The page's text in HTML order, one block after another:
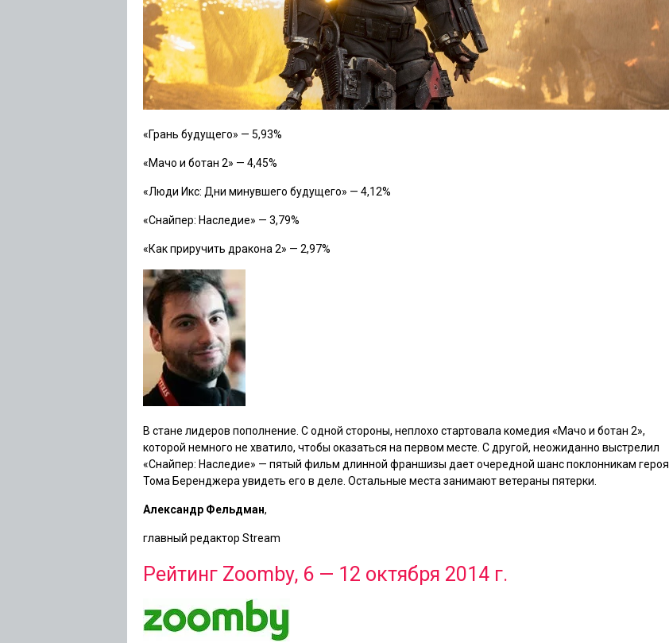
«Грань будущего» — 5,93%
«Мачо и ботан 2» — 4,45%
«Люди Икс: Дни минувшего будущего» — 4,12%
«Снайпер: Наследие» — 3,79%
«Как приручить дракона 2» — 2,97%
В стане лидеров пополнение. С одной стороны, неплохо стартовала комедия «Мачо и ботан 2»,
которой немного не хватило, чтобы оказаться на первом месте. С другой, неожиданно выстрелил
«Снайпер: Наследие» — пятый фильм длинной франшизы дает очередной шанс поклонникам героя
Тома Беренджера увидеть его в деле. Остальные места занимают ветераны пятерки.
Александр Фельдман,
главный редактор Stream
Рейтинг Zoomby, 6 — 12 октября 2014 г.